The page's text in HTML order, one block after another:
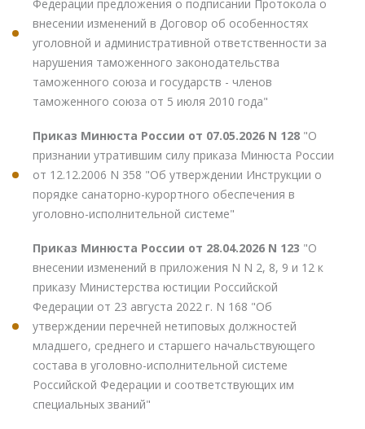
Федерации предложения о подписании Протокола о
внесении изменений в Договор об особенностях
уголовной и административной ответственности за
нарушения таможенного законодательства
таможенного союза и государств - членов
таможенного союза от 5 июля 2010 года"
Приказ Минюста России от 07.05.2026 N 128 "О
признании утратившим силу приказа Минюста России
от 12.12.2006 N 358 "Об утверждении Инструкции о
порядке санаторно-курортного обеспечения в
уголовно-исполнительной системе"
Приказ Минюста России от 28.04.2026 N 123 "О
внесении изменений в приложения N N 2, 8, 9 и 12 к
приказу Министерства юстиции Российской
Федерации от 23 августа 2022 г. N 168 "Об
утверждении перечней нетиповых должностей
младшего, среднего и старшего начальствующего
состава в уголовно-исполнительной системе
Российской Федерации и соответствующих им
специальных званий"